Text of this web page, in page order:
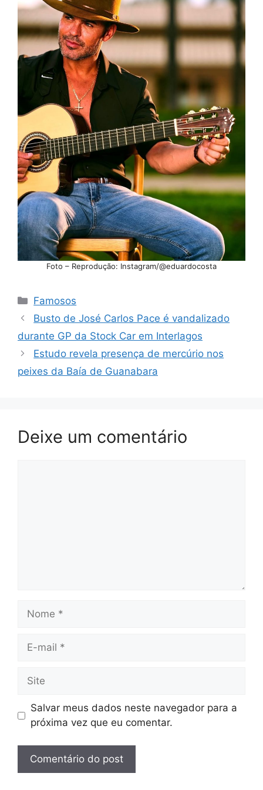
Foto – Reprodução: Instagram/@eduardocosta
Categorias
Famosos
Busto de José Carlos Pace é vandalizado
durante GP da Stock Car em Interlagos
Estudo revela presença de mercúrio nos
peixes da Baía de Guanabara
Deixe um comentário
Nome
Site
Salvar meus dados neste navegador para a
próxima vez que eu comentar.